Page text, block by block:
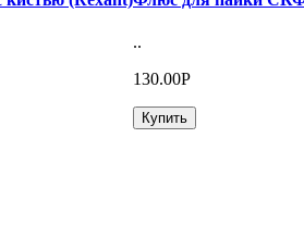
..
130.00Р
Купить